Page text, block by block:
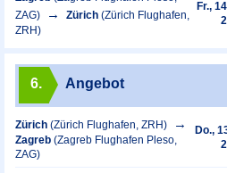
ZAG)
Zürich (Zürich Flughafen,
ZRH)
Fr.,
6. Angebot
Zürich (Zürich Flughafen, ZRH)
Zagreb (Zagreb Flughafen Pleso,
ZAG)
Do.,